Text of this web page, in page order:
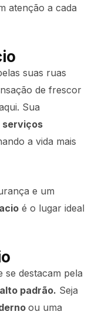
atenção a cada
suas ruas
de frescor
Sua
serviços
a vida mais
e um
é o lugar ideal
se destacam pela
padrão. Seja
ou uma